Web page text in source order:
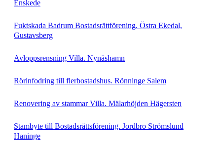
Enskede
Fuktskada Badrum Bostadsrättförening. Östra Ekedal,
Gustavsberg
Avloppsrensning Villa. Nynäshamn
Rörinfodring till flerbostadshus. Rönninge Salem
Renovering av stammar Villa. Mälarhöjden Hägersten
Stambyte till Bostadsrättsförening. Jordbro Strömslund
Haninge